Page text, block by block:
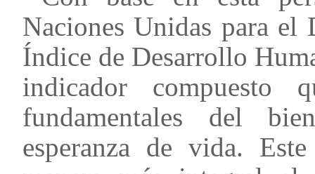
Naciones Unidas para
Índice de Desarrollo
indicador compuesto
fundamentales del
esperanza de vida.